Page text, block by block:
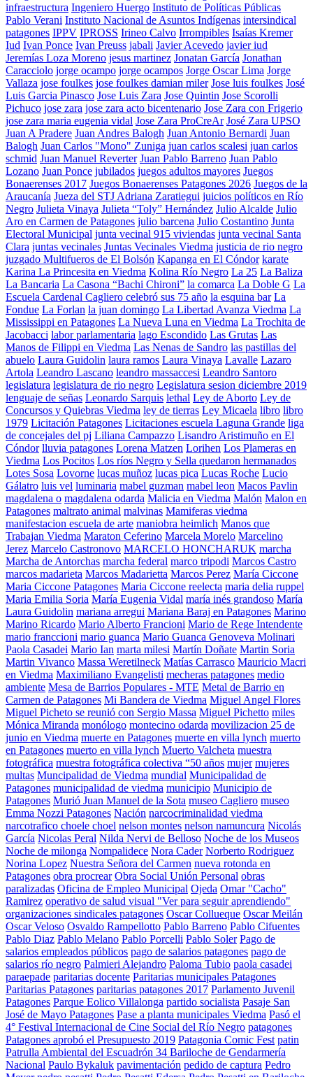
infraestructura Ingeniero Huergo Instituto de Políticas Públicas
Pablo Verani Instituto Nacional de Asuntos Indígenas intersindical
patagones IPPV IPROSS Irineo Calvo Irrompibles Isaías Kremer
Iud Ivan Ponce Ivan Preuss jabali Javier Acevedo javier iud
Jeremías Loza Moreno jesus martinez Jonatan García Jonathan
Caracciolo jorge ocampo jorge ocampos Jorge Oscar Lima Jorge
Vallaza jose foulkes jose foulkes damian miler Jose luis foulkes José
Luis Garcia Pinasco Jose Luis Zara Jose Quintin Jose Scorolli
Pichuco jose zara jose zara acto bicentenario Jose Zara con Frigerio
jose zara maria eugenia vidal Jose Zara ProCreAr José Zara UPSO
Juan A Pradere Juan Andres Balogh Juan Antonio Bernardi Juan
Balogh Juan Carlos "Mono" Zuniga juan carlos scalesi juan carlos
schmid Juan Manuel Reverter Juan Pablo Barreno Juan Pablo
Lozano Juan Ponce jubilados juegos adultos mayores Juegos
Bonaerenses 2017 Juegos Bonaerenses Patagones 2026 Juegos de la
Araucanía Jueza del STJ Adriana Zaratiegui juicios políticos en Río
Negro Julieta Vinaya Julieta “Toly” Hernández Julio Alcalde Julio
Aro en Carmen de Patagones julio barcena Julio Costantino Junta
Electoral Municipal junta vecinal 915 viviendas junta vecinal Santa
Clara juntas vecinales Juntas Vecinales Viedma justicia de rio negro
juzgado Multifueros de El Bolsón Kapanga en El Cóndor karate
Karina La Princesita en Viedma Kolina Río Negro La 25 La Baliza
La Bancaria La Casona “Bachi Chironi” la comarca La Doble G La
Escuela Cardenal Cagliero celebró sus 75 año la esquina bar La
Fondue La Forlan la juan domingo La Libertad Avanza Viedma La
Mississippi en Patagones La Nueva Luna en Viedma La Trochita de
Jacobacci labor parlamentaria lago Escondido Las Grutas Las
Manos de Filippi en Viedma Las Nenas de Sandro las pastillas del
abuelo Laura Guidolin laura ramos Laura Vinaya Lavalle Lazaro
Artola Leandro Lascano leandro massaccesi Leandro Santoro
legislatura legislatura de rio negro Legislatura sesion diciembre 2019
lenguaje de señas Leonardo Sarquis lethal Ley de Aborto Ley de
Concursos y Quiebras Viedma ley de tierras Ley Micaela libro libro
1979 Licitación Patagones Licitaciones escuela Laguna Grande liga
de concejales del pj Liliana Campazzo Lisandro Aristimuño en El
Cóndor lluvia patagones Lorena Matzen Lorihen Los Plameras en
Viedma Los Pocitos Los ríos Negro y Sella quedaron hermanados
Lotes Sosa Lovorne lucas muñoz lucas pica Lucas Roche Lucio
Gálatro luis vel luminaria mabel guzman mabel leon Macos Pavlin
magdalena o magdalena odarda Malicia en Viedma Malón Malon en
Patagones maltrato animal malvinas Mamiferas viedma
manifestacion escuela de arte maniobra heimlich Manos que
Trabajan Viedma Maraton Ceferino Marcela Morelo Marcelino
Jerez Marcelo Castronovo MARCELO HONCHARUK marcha
Marcha de Antorchas marcha federal marco tripodi Marcos Castro
marcos madarieta Marcos Madarietta Marcos Perez María Ciccone
Maria Ciccone Patagones Maria Ciccone reelecta maria delia ruppel
Maria Emilia Soria María Eugenia Vidal maría inés grandoso María
Laura Guidolin mariana arregui Mariana Baraj en Patagones Marino
Marino Ricardo Mario Alberto Francioni Mario de Rege Intendente
mario franccioni mario guanca Mario Guanca Genoveva Molinari
Paola Casadei Mario Ian marta milesi Martín Doñate Martin Soria
Martin Vivanco Massa Weretilneck Matías Carrasco Mauricio Macri
en Viedma Maximiliano Evangelisti mecheras patagones medio
ambiente Mesa de Barrios Populares - MTE Metal de Barrio en
Carmen de Patagones Mi Bandera de Viedma Miguel Angel Flores
Miguel Picheto se reunió con Sergio Massa Miguel Pichetto miles
Mónica Miranda monólogo montecino odarda movilizacion 25 de
junio en Viedma muerte en Patagones muerte en villa lynch muerto
en Patagones muerto en villa lynch Muerto Valcheta muestra
fotográfica muestra fotográfica colectiva “50 años mujer mujeres
multas Muncipalidad de Viedma mundial Municipalidad de
Patagones municipalidad de viedma municipio Municipio de
Patagones Murió Juan Manuel de la Sota museo Cagliero museo
Emma Nozzi Patagones Nación narcocriminalidad viedma
narcotrafico choele choel nelson montes nelson namuncura Nicolás
García Nicolas Peral Nilda Nervi de Belloso Noche de los Museos
Noche de milonga Nompalidece Nora Cader Norberto Rodriguez
Norina Lopez Nuestra Señora del Carmen nueva rotonda en
Patagones obra procrear Obra Social Unión Personal obras
paralizadas Oficina de Empleo Municipal Ojeda Omar "Cacho"
Ramirez operativo de salud visual "Ver para seguir aprendiendo"
organizaciones sindicales patagones Oscar Collueque Oscar Meilán
Oscar Veloso Osvaldo Rampellotto Pablo Barreno Pablo Cifuentes
Pablo Diaz Pablo Melano Pablo Porcelli Pablo Soler Pago de
salarios empleados públicos pago de salarios patagones pago de
salarios río negro Palmieri Alejandro Paloma Tubio paola casadei
paraepade paritarias docente Paritarias municipales Patagones
Paritarias Patagones paritarias patagones 2017 Parlamento Juvenil
Patagones Parque Eolico Villalonga partido socialista Pasaje San
José de Mayo Patagones Pase a planta municipales Viedma Pasó el
4° Festival Internacional de Cine Social del Río Negro patagones
Patagones aprobó el Presupuesto 2019 Patagonia Comic Fest patin
Patrulla Ambiental del Escuadrón 34 Bariloche de Gendarmería
Nacional Paulo Bykaluk pavimentación pedido de captura Pedro